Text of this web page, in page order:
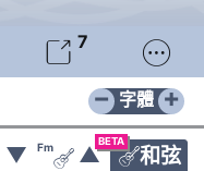
 7 
− +
字體
BETA
和弦
▼ Fm
 ▲